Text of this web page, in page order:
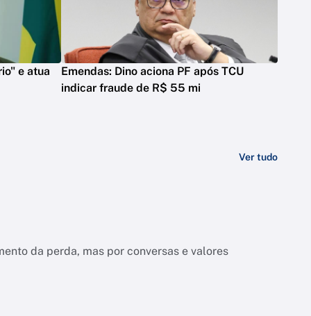
e atua
Emendas: Dino aciona PF após TCU
indicar fraude de R$ 55 mi
Ver tudo
da perda, mas por conversas e valores